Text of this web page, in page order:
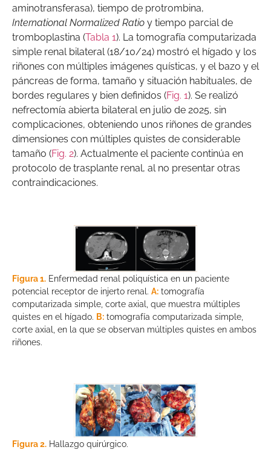
aminotransferasa), tiempo de protrombina,
International Normalized Ratio y tiempo parcial de
tromboplastina (Tabla 1). La tomografía computarizada
simple renal bilateral (18/10/24) mostró el hígado y los
riñones con múltiples imágenes quísticas, y el bazo y el
páncreas de forma, tamaño y situación habituales, de
bordes regulares y bien definidos (Fig. 1). Se realizó
nefrectomía abierta bilateral en julio de 2025, sin
complicaciones, obteniendo unos riñones de grandes
dimensiones con múltiples quistes de considerable
tamaño (Fig. 2). Actualmente el paciente continúa en
protocolo de trasplante renal, al no presentar otras
contraindicaciones.
Figura 1. Enfermedad renal poliquística en un paciente
potencial receptor de injerto renal. A: tomografía
computarizada simple, corte axial, que muestra múltiples
quistes en el hígado. B: tomografía computarizada simple,
corte axial, en la que se observan múltiples quistes en ambos
riñones.
Figura 2. Hallazgo quirúrgico.